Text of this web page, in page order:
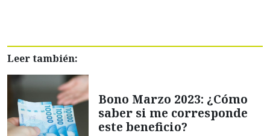
Leer también:
Bono Marzo 2023: ¿Cómo
saber si me corresponde
este beneficio?